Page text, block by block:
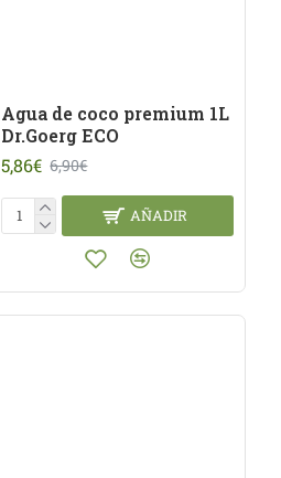
Agua de coco premium 1L
Dr.Goerg ECO
5,86€ 6,90€
AÑADIR